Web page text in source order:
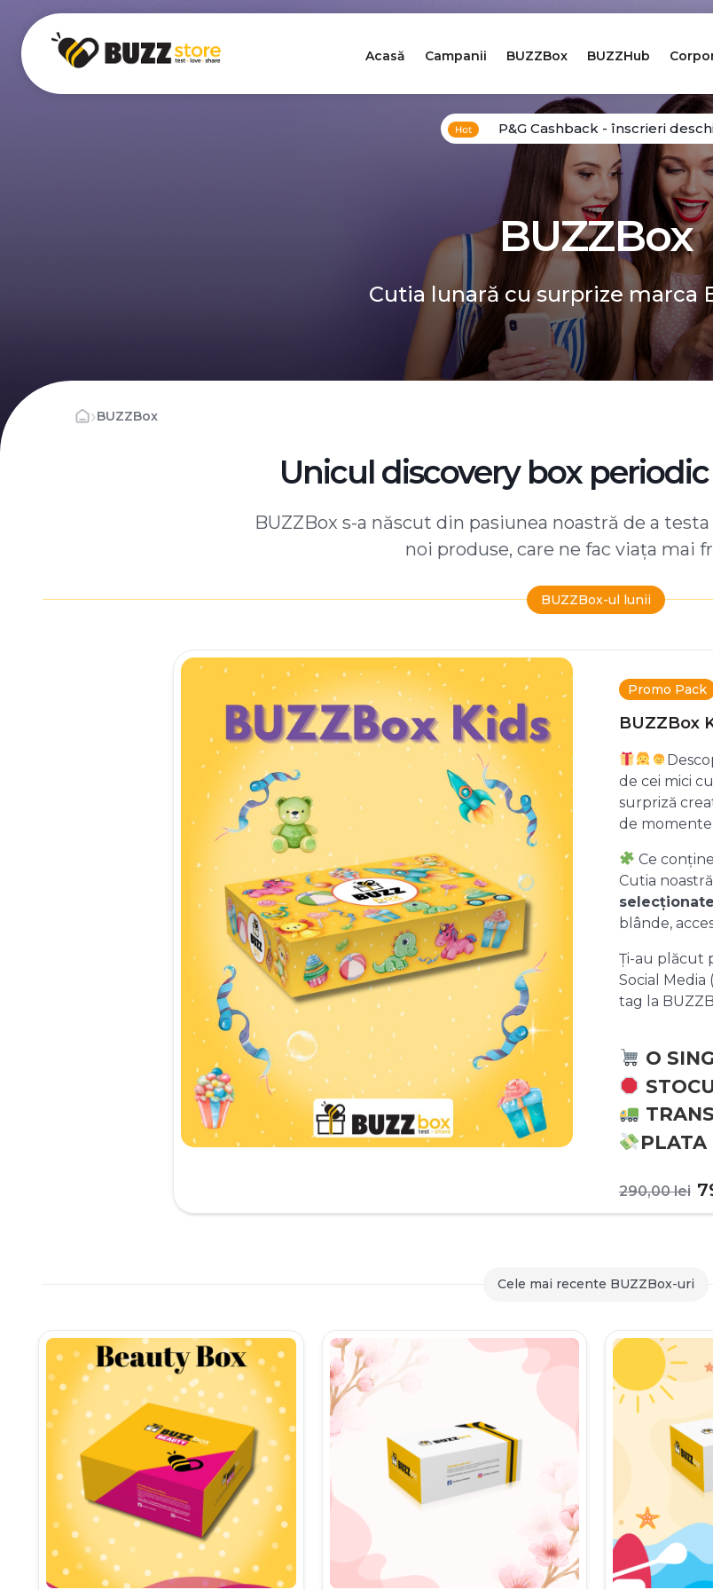
Acasă Campanii BUZZBox BUZZHub
P&G Cashback - înscrieri
BUZZBox
Cutia lunară cu surprize marca
›BUZZBox
Unicul discovery box
BUZZBox s-a născut din pasiunea noastră de a
noi produse, care ne fac viața mai
BUZZBox-ul lunii
Promo Pack
BUZZBox
de cei mici
surpriză
de
Ce
Cutia
selecționate
blânde,
Ți-au plăcut
Social Media
tag la
O
290,00lei
Cele mai recente BUZZBox-uri